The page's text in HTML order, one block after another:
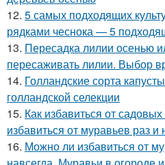
12. 5 самых подходящих
рядками чеснока — 5
13. Пересадка лилии осенью
пересаживать лилии. Выбор
14. Голландские сорта
голландской селекции
15. Как избавиться от
избавиться от муравьев раз и
16. Можно ли избавиться от